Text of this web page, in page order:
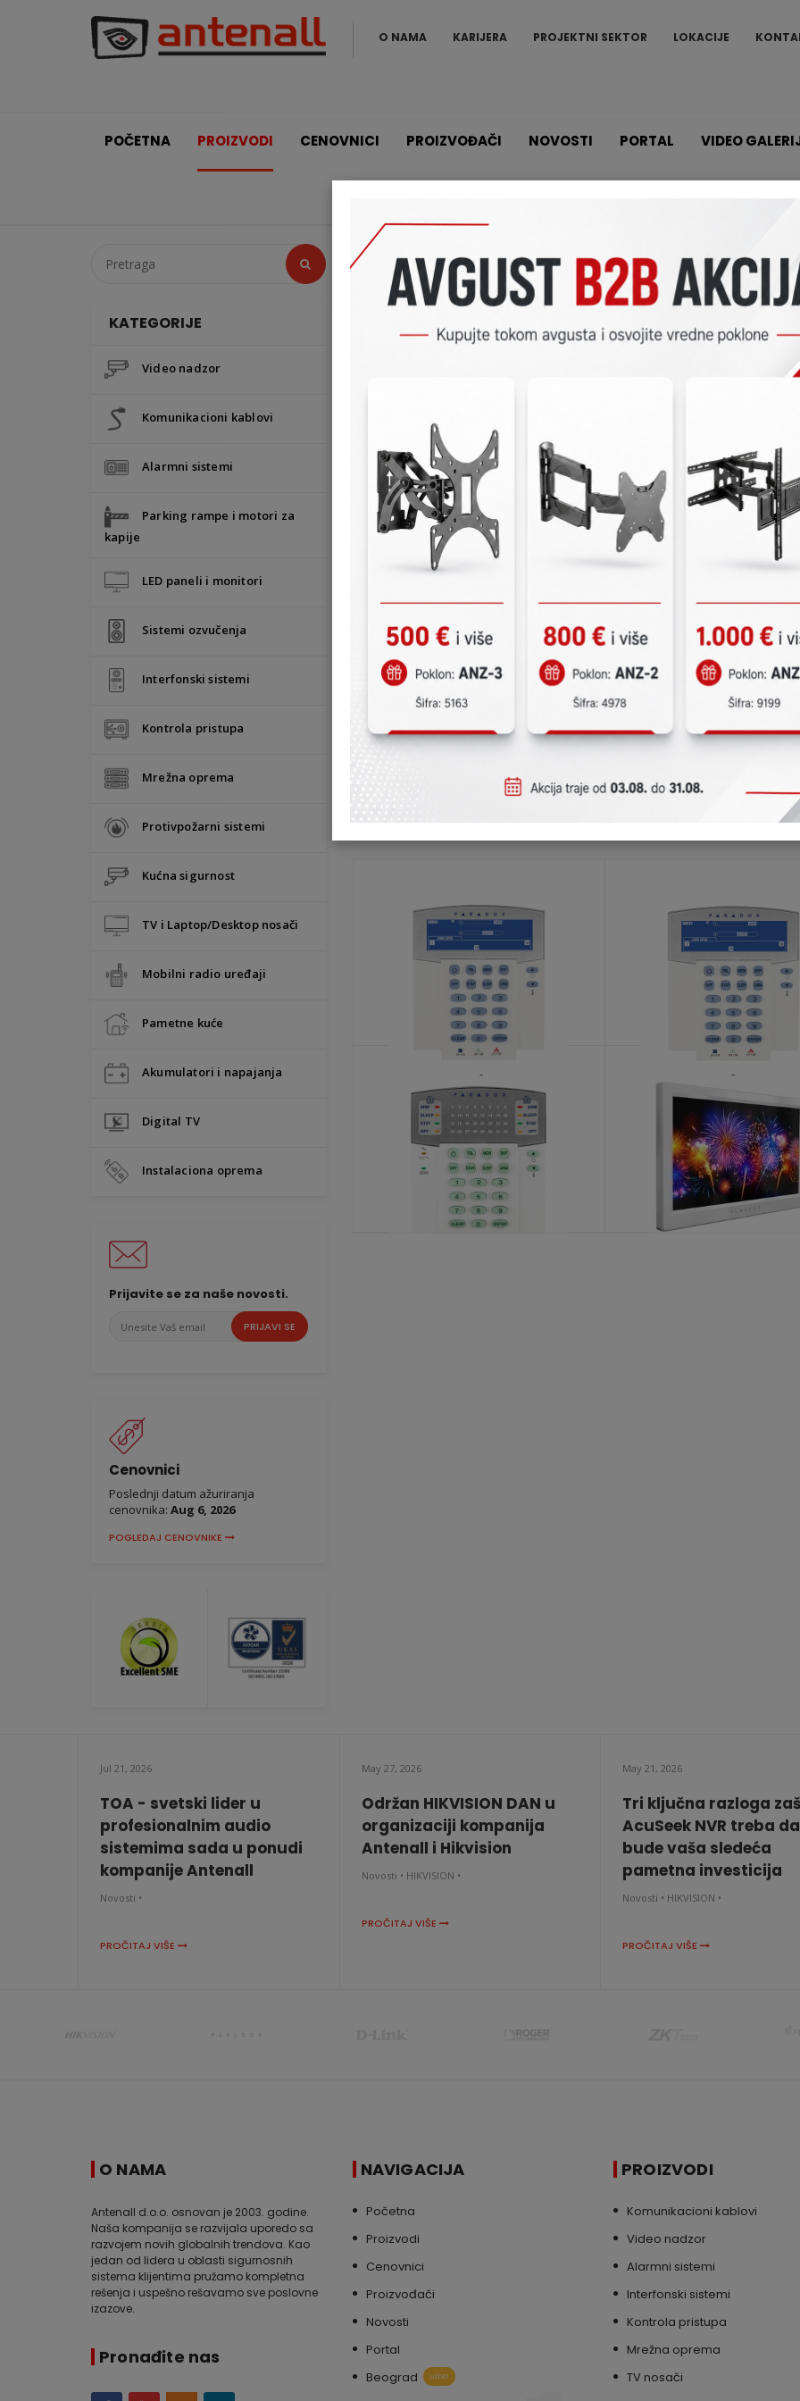
O NAMA KARIJERA PROJEKTNI SEKTOR LOKACIJE
POČETNA PROIZVODI CENOVNICI PROIZVOĐAČI NOVOSTI PORTAL VIDEO
KATEGORIJE
Video nadzor
Komunikacioni kablovi
Alarmni sistemi
Parking rampe i motori za
kapije
LED paneli i monitori
Sistemi ozvučenja
Interfonski sistemi
Kontrola pristupa
Mrežna oprema
Protivpožarni sistemi
Kućna sigurnost
TV i Laptop/Desktop nosači
Mobilni radio uređaji
Pametne kuće
Akumulatori i napajanja
Digital TV
Instalaciona oprema
Prijavite se za naše novosti.
Vaš
PRIJAVI SE
Cenovnici
Poslednji datum ažuriranja
cenovnika: Aug 6, 2026
POGLEDAJ CENOVNIKE
Proizvodi Šifratori SP K32LCD+
LCD šifrator
karaktera, plavi
programiranje
particije, 1
licu mesta
SP Serijom v2.31
Pogledajte na sajtu
Preuzmite dokument
SLIČNI PROIZVODI
K38/868
KATALOŠKI BROJ: 8642
K38/433
KATALOŠKI BROJ: 8617
Jul 21, 2026
TOA - svetski lider u
profesionalnim audio
sistemima sada u ponudi
kompanije Antenall
Novosti •
PROČITAJ VIŠE
May 27, 2026
Održan HIKVISION DAN u
organizaciji kompanija
Antenall i Hikvision
Novosti • HIKVISION •
PROČITAJ VIŠE
May 21, 2026
Tri ključna razloga
AcuSeek NVR treba da
bude vaša sledeća
pametna investicija
Novosti • HIKVISION •
PROČITAJ VIŠE
O NAMA
Antenall d.o.o. osnovan je 2003. godine.
Naša kompanija se razvijala uporedo sa
razvojem novih globalnih trendova. Kao
jedan od lidera u oblasti sigurnosnih
sistema klijentima pružamo kompletna
rešenja i uspešno rešavamo sve poslovne
izazove.
Pronađite nas
NAVIGACIJA
Početna
Proizvodi
Cenovnici
Proizvođači
Novosti
Portal
Beograd
uživo
PROIZVODI
Komunikacioni kablovi
Video nadzor
Alarmni sistemi
Interfonski sistemi
Kontrola pristupa
Mrežna oprema
TV nosači